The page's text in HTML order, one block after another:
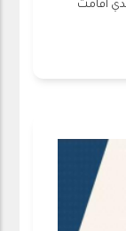
أقامت